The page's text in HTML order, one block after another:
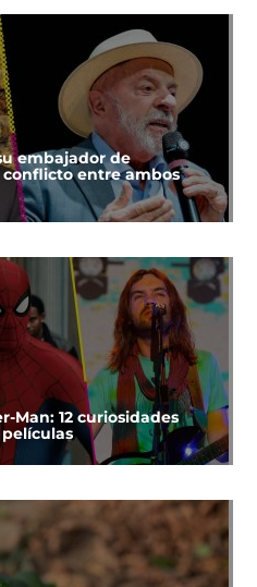
embajador de
conflicto entre ambos
Man: 12 curiosidades